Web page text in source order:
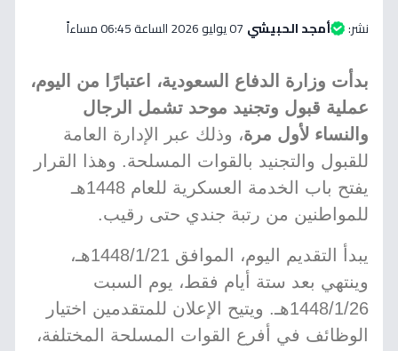
نشر: أمجد الحبيشي 07 يوليو 2026 الساعة 06:45 مساءاً
بدأت وزارة الدفاع السعودية، اعتبارًا من اليوم،
عملية قبول وتجنيد موحد تشمل الرجال
والنساء لأول مرة، وذلك عبر الإدارة العامة
للقبول والتجنيد بالقوات المسلحة. وهذا القرار
يفتح باب الخدمة العسكرية للعام 1448هـ
للمواطنين من رتبة جندي حتى رقيب.
يبدأ التقديم اليوم، الموافق 1448/1/21هـ،
وينتهي بعد ستة أيام فقط، يوم السبت
1448/1/26هـ. ويتيح الإعلان للمتقدمين اختيار
الوظائف في أفرع القوات المسلحة المختلفة،